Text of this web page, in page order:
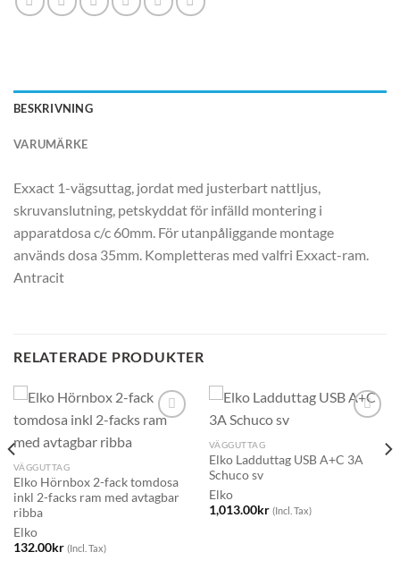
BESKRIVNING
VARUMÄRKE
Exxact 1-vägsuttag, jordat med justerbart nattljus,
skruvanslutning, petskyddat för infälld montering i
apparatdosa c/c 60mm. För utanpåliggande montage
används dosa 35mm. Kompletteras med valfri Exxact-ram.
Antracit
RELATERADE PRODUKTER
VÄGGUTTAG
Elko Hörnbox 2-fack tomdosa
inkl 2-facks ram med avtagbar
ribba
Elko
132.00kr (Incl. Tax)
VÄGGUTTAG
Elko Ladduttag USB A+C 3A
Schuco sv
Elko
1,013.00kr (Incl. Tax)